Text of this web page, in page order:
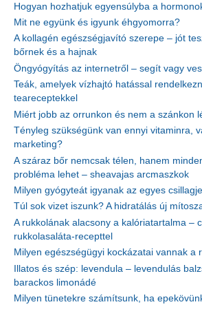
Hogyan hozhatjuk egyensúlyba a
Mit ne együnk és igyunk éhgyomorra?
A kollagén egészségjavító szerepe – jót
bőrnek és a hajnak
Öngyógyítás az internetről – segít vagy
Teák, amelyek vízhajtó hatással
teareceptekkel
Miért jobb az orrunkon és nem a szánkon
Tényleg szükségünk van ennyi vitaminra,
marketing?
A száraz bőr nemcsak télen, hanem
probléma lehet – sheavajas arcmaszkok
Milyen gyógyteát igyanak az egyes
Túl sok vizet iszunk? A hidratálás új
A rukkolának alacsony a kalóriatartalma –
rukkolasaláta-recepttel
Milyen egészségügyi kockázatai vannak a
Illatos és szép: levendula – levendulás
barackos limonádé
Milyen tünetekre számítsunk, ha